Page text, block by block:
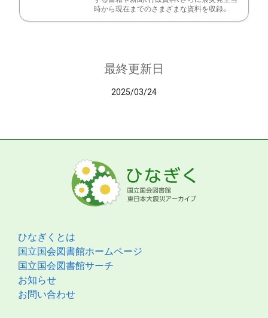
時から現在までのさまざまな資料を収録。
最終更新日
2025/03/24
ひなぎくとは
国立国会図書館ホームページ
国立国会図書館サーチ
お知らせ
お問い合わせ